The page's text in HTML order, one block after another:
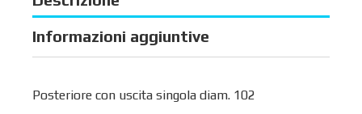
Informazioni aggiuntive
Posteriore con uscita singola diam. 102